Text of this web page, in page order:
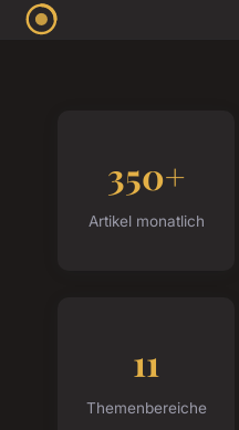
350+
Artikel monatlich
11
Themenbereiche